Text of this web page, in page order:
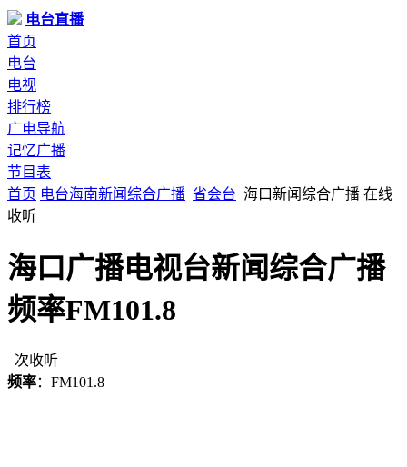
电台直播
首页
电台
电视
排行榜
广电导航
记忆广播
节目表
首页 电台海南新闻综合广播 省会台 海口新闻综合广播 在线
收听
海口广播电视台新闻综合广播
频率FM101.8
次收听
频率：FM101.8